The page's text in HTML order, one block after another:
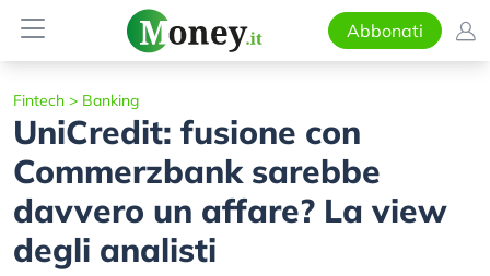
Abbonati
Fintech > Banking
UniCredit: fusione con
Commerzbank sarebbe
davvero un affare? La view
degli analisti